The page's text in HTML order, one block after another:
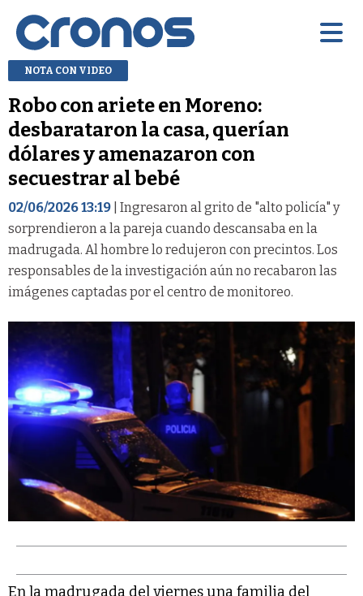
NOTA CON VIDEO
Robo con ariete en Moreno:
desbarataron la casa, querían
dólares y amenazaron con
secuestrar al bebé
02/06/2026 13:19 | Ingresaron al grito de "alto policía" y
sorprendieron a la pareja cuando descansaba en la
madrugada. Al hombre lo redujeron con precintos. Los
responsables de la investigación aún no recabaron las
imágenes captadas por el centro de monitoreo.
En la madrugada del viernes una familia del